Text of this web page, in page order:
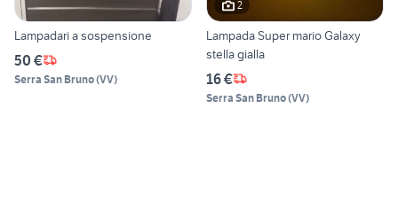
Lampadari a sospensione
50 €
Serra San Bruno(VV)
2
Lampada Super mario Galaxy
stella gialla
16 €
Serra San Bruno(VV)